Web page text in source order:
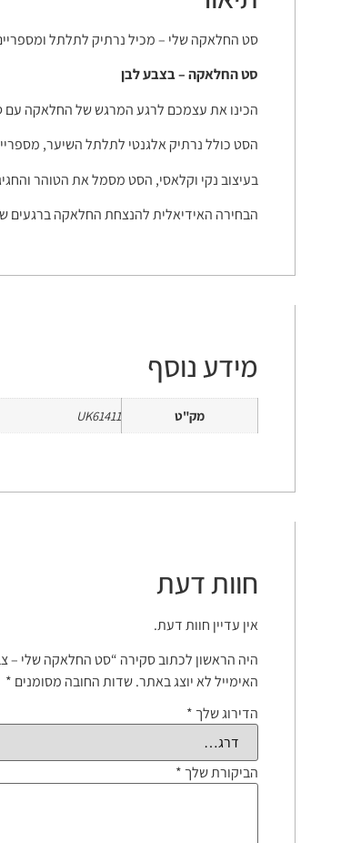
סט החלאקה שלי – מכיל נרתיק לתלתל
סט החלאקה – בצבע לבן
הכינו את עצמכם לרגע המרגש של החלאקה עם
הסט כולל נרתיק אלגנטי לתלתל השיער,
בעיצוב נקי וקלאסי, הסט מסמל את הטוהר
הבחירה האידיאלית להנצחת החלאקה ברגעים
מידע נוסף
מק"ט UK61411
חוות דעת
אין עדיין חוות דעת.
היה הראשון לכתוב סקירה “סט החלאקה שלי –
האימייל לא יוצג באתר.שדות החובה מסומנים *
הדירוג שלך *
הביקורת שלך *